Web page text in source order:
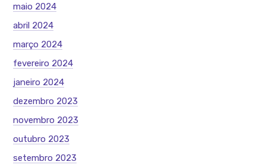
maio 2024
abril 2024
março 2024
fevereiro 2024
janeiro 2024
dezembro 2023
novembro 2023
outubro 2023
setembro 2023